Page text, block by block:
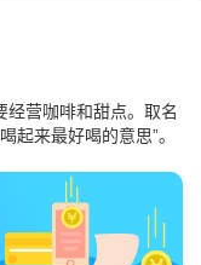
经营咖啡和甜点。取名
起来最好喝的意思”。